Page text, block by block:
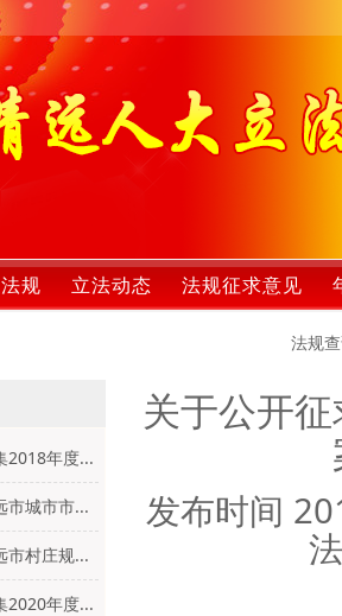
规 立法动态 法规征求意见
法规
2018年度...
市城市市...
市村庄规...
2020年度...
关于公开
发布时间